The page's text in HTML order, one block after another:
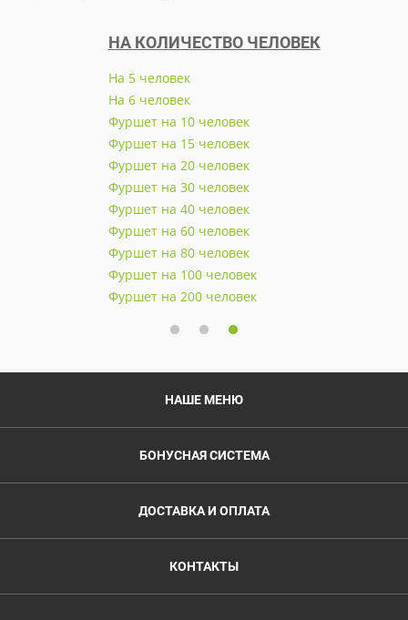
НА КОЛИЧЕСТВО ЧЕЛОВЕК
На 5 человек
На 6 человек
Фуршет на 10 человек
Фуршет на 15 человек
Фуршет на 20 человек
Фуршет на 30 человек
Фуршет на 40 человек
Фуршет на 60 человек
Фуршет на 80 человек
Фуршет на 100 человек
Фуршет на 200 человек
НАШЕ МЕНЮ
БОНУСНАЯ СИСТЕМА
ДОСТАВКА И ОПЛАТА
КОНТАКТЫ